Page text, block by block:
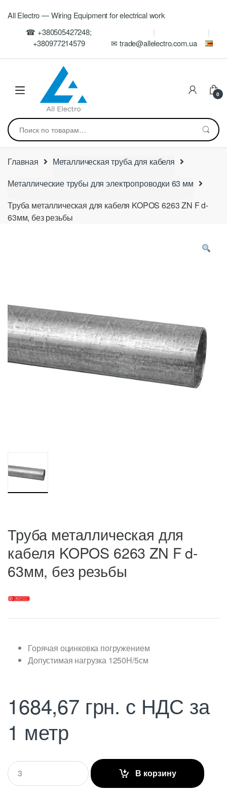
navigation
All Electro — Wiring Equipment for electrical work
☎ +380505427248;
+380977214579
✉ trade@allelectro.com.ua
0
Искать:
Главная
Металлическая труба для кабеля
Металлические трубы для электропроводки 63 мм
Труба металлическая для кабеля KOPOS 6263 ZN F d-
63мм, без резьбы
Труба металлическая для
кабеля KOPOS 6263 ZN F d-
63мм, без резьбы
Горячая оцинковка погружением
Допустимая нагрузка 1250H/5см
1684,67 грн. с НДС за
1 метр
Q
u
a
В корзину